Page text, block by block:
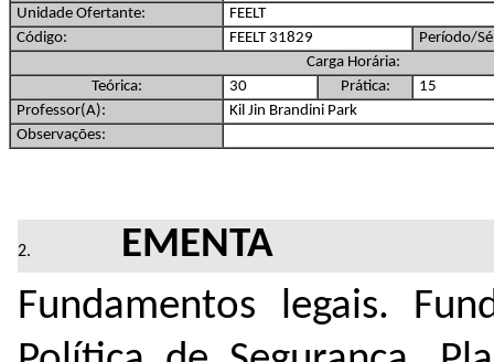
Unidade Ofertante:
FEELT
Código:
FEELT 31829
Período/
Carga Horária:
Teórica:
30 Prática:
15
Professor(A):
Kil Jin Brandini Park
Observações:
EMENTA
Fundamentos legais.